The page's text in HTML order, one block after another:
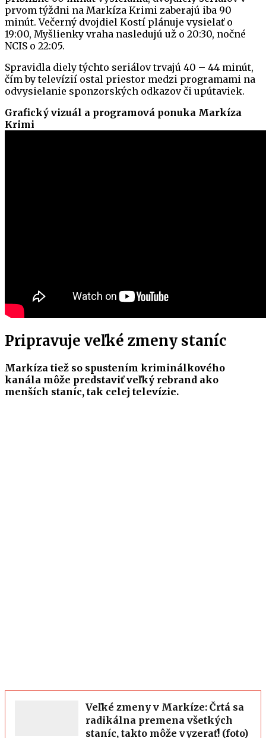
prvom týždni na Markíza Krimi zaberajú iba 90
minút. Večerný dvojdiel Kostí plánuje vysielať o
19:00, Myšlienky vraha nasledujú už o 20:30, nočné
NCIS o 22:05.
Spravidla diely týchto seriálov trvajú 40 – 44 minút,
čím by televízií ostal priestor medzi programami na
odvysielanie sponzorských odkazov či upútaviek.
Grafický vizuál a programová ponuka Markíza
Krimi
Pripravuje veľké zmeny staníc
Markíza tiež so spustením kriminálkového
kanála môže predstaviť veľký rebrand ako
menších staníc, tak celej televízie.
Veľké zmeny v Markíze: Črtá sa
radikálna premena všetkých
staníc, takto môže vyzerať! (foto)